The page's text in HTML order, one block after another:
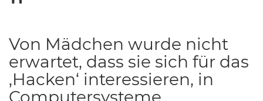
Von Mädchen wurde nicht
erwartet, dass sie sich für das
‚Hacken‘ interessieren, in
Computersysteme